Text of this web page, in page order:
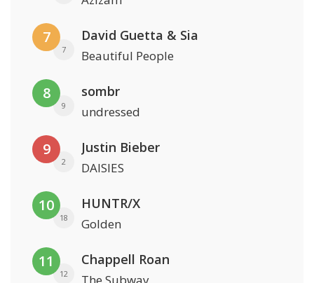
7
7
David Guetta & Sia
Beautiful People
8
9
sombr
undressed
9
2
Justin Bieber
DAISIES
10
18
HUNTR/X
Golden
11
12
Chappell Roan